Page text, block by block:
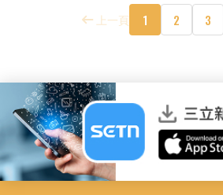
上一頁 1 2 3